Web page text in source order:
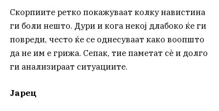
Скорпиите ретко покажуваат колку навистина
ги боли нешто. Дури и кога некој длабоко ќе ги
повреди, често ќе се однесуваат како воопшто
да не им е грижа. Сепак, тие паметат сè и долго
ги анализираат ситуациите.
Јарец